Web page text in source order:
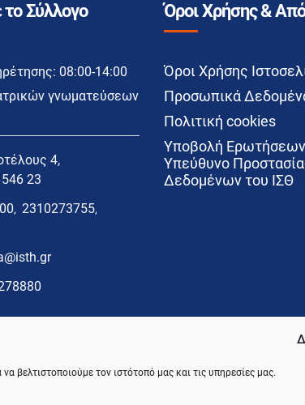
βελτιστοποιούμε τον ιστότοπό μας και τις υπηρεσίες μας.
το Σύλλογο
08:00-14:00
γνωματεύσεων
4,
23
, 2310273755,
Όροι Χρήσης &
Όροι Χρήσης
Προσωπικά
Πολιτική cookies
Υποβολή
Υπεύθυνο
Δεδομένων του ΙΣΘ